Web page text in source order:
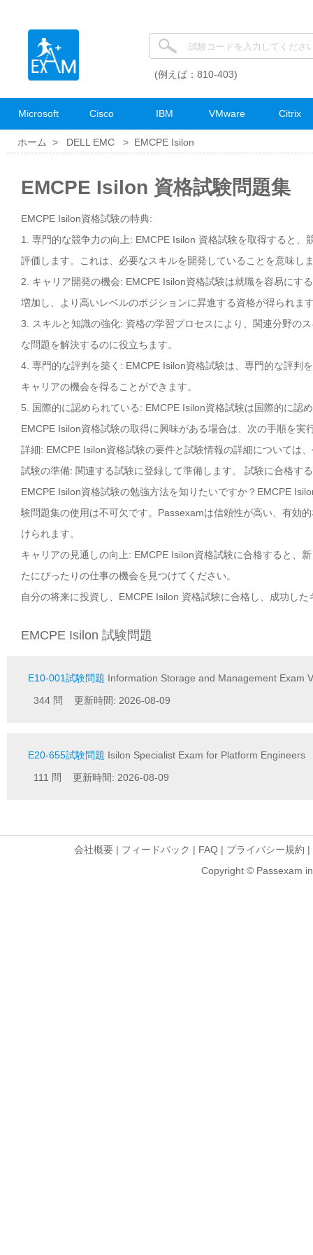
(例えば：810-403)
Microsoft Cisco IBM VMware Citrix
ホーム > DELL EMC > EMCPE Isilon
EMCPE Isilon 資格試験問題集
EMCPE Isilon資格試験の特典:
1. 専門的な競争力の向上: EMCPE Isilon 資格試験を取得すると
評価します。これは、必要なスキルを開発していることを意味し
2. キャリア開発の機会: EMCPE Isilon資格試験は就職を容易にす
増加し、より高いレベルのポジションに昇進する資格が得られま
3. スキルと知識の強化: 資格の学習プロセスにより、関連分野の
な問題を解決するのに役立ちます。
4. 専門的な評判を築く: EMCPE Isilon資格試験は、専門的な評判
キャリアの機会を得ることができます。
5. 国際的に認められている: EMCPE Isilon資格試験は国際的に認
EMCPE Isilon資格試験の取得に興味がある場合は、次の手順を実
詳細: EMCPE Isilon資格試験の要件と試験情報の詳細については
試験の準備: 関連する試験に登録して準備します。 試験に合格す
EMCPE Isilon資格試験の勉強方法を知りたいですか？EMCPE
験問題集の使用は不可欠です。Passexamは信頼性が高い、有効
けられます。
キャリアの見通しの向上: EMCPE Isilon資格試験に合格すると、
たにぴったりの仕事の機会を見つけてください。
自分の将来に投資し、EMCPE Isilon 資格試験に合格し、成功し
EMCPE Isilon 試験問題
E10-001試験問題 Information Storage and Management Exam
344 問 更新時間: 2026-08-09
E20-655試験問題 Isilon Specialist Exam for Platform Engineers
111 問 更新時間: 2026-08-09
会社概要 | フィードバック | FAQ | プライバシー規約 |
Copyright © Passexam